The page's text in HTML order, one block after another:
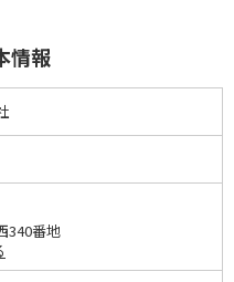
情報
340番地